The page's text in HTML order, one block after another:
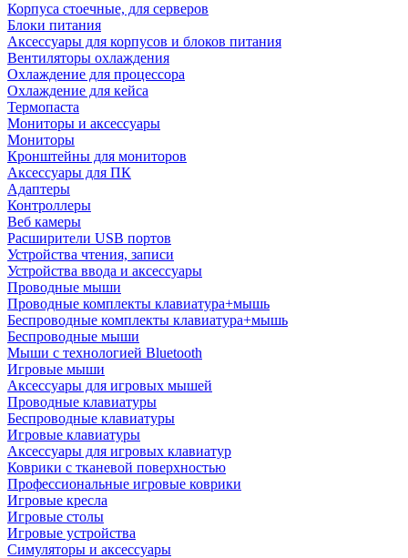
Корпуса стоечные, для серверов
Блоки питания
Аксессуары для корпусов и блоков питания
Вентиляторы охлаждения
Охлаждение для процессора
Охлаждение для кейса
Термопаста
Мониторы и аксессуары
Мониторы
Кронштейны для мониторов
Аксессуары для ПК
Адаптеры
Контроллеры
Веб камеры
Расширители USB портов
Устройства чтения, записи
Устройства ввода и аксессуары
Проводные мыши
Проводные комплекты клавиатура+мышь
Беспроводные комплекты клавиатура+мышь
Беспроводные мыши
Мыши с технологией Bluetooth
Игровые мыши
Аксессуары для игровых мышей
Проводные клавиатуры
Беспроводные клавиатуры
Игровые клавиатуры
Аксессуары для игровых клавиатур
Коврики с тканевой поверхностью
Профессиональные игровые коврики
Игровые кресла
Игровые столы
Игровые устройства
Симуляторы и аксессуары